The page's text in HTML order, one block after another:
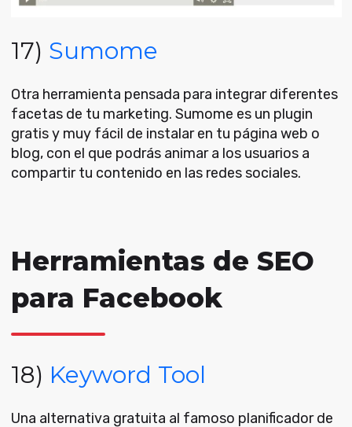
17) Sumome
Otra herramienta pensada para integrar diferentes
facetas de tu marketing. Sumome es un plugin
gratis y muy fácil de instalar en tu página web o
blog, con el que podrás animar a los usuarios a
compartir tu contenido en las redes sociales.
Herramientas de SEO
para Facebook
18) Keyword Tool
Una alternativa gratuita al famoso planificador de